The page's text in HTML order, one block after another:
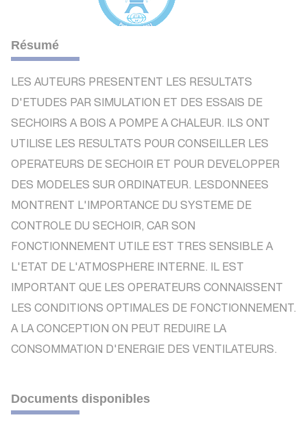
Résumé
LES AUTEURS PRESENTENT LES RESULTATS
D'ETUDES PAR SIMULATION ET DES ESSAIS DE
SECHOIRS A BOIS A POMPE A CHALEUR. ILS ONT
UTILISE LES RESULTATS POUR CONSEILLER LES
OPERATEURS DE SECHOIR ET POUR DEVELOPPER
DES MODELES SUR ORDINATEUR. LESDONNEES
MONTRENT L'IMPORTANCE DU SYSTEME DE
CONTROLE DU SECHOIR, CAR SON
FONCTIONNEMENT UTILE EST TRES SENSIBLE A
L'ETAT DE L'ATMOSPHERE INTERNE. IL EST
IMPORTANT QUE LES OPERATEURS CONNAISSENT
LES CONDITIONS OPTIMALES DE FONCTIONNEMENT.
A LA CONCEPTION ON PEUT REDUIRE LA
CONSOMMATION D'ENERGIE DES VENTILATEURS.
Documents disponibles